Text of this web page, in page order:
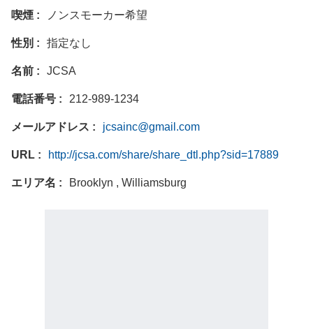
喫煙 ノンスモーカー希望
性別 指定なし
名前 JCSA
電話番号 212-989-1234
メールアドレス jcsainc@gmail.com
URL http://jcsa.com/share/share_dtl.php?sid=17889
エリア名 Brooklyn , Williamsburg